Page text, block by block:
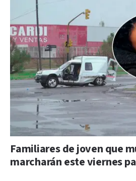
Familiares de joven que
marcharán este viernes